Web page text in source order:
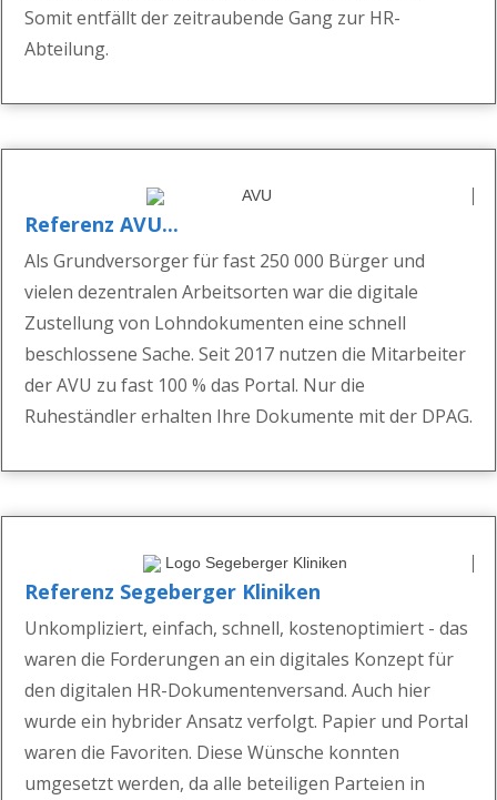
Somit entfällt der zeitraubende Gang zur HR-
Abteilung.
Referenz AVU...
Als Grundversorger für fast 250 000 Bürger und
vielen dezentralen Arbeitsorten war die digitale
Zustellung von Lohndokumenten eine schnell
beschlossene Sache. Seit 2017 nutzen die Mitarbeiter
der AVU zu fast 100 % das Portal. Nur die
Ruheständler erhalten Ihre Dokumente mit der DPAG.
Referenz Segeberger Kliniken
Unkompliziert, einfach, schnell, kostenoptimiert - das
waren die Forderungen an ein digitales Konzeptfür
den digitalen HR-Dokumentenversand. Auch hier
wurde ein hybrider Ansatz verfolgt. Papier und Portal
waren die Favoriten. Diese Wünsche konnten
umgesetzt werden, da alle beteiligen Parteien in